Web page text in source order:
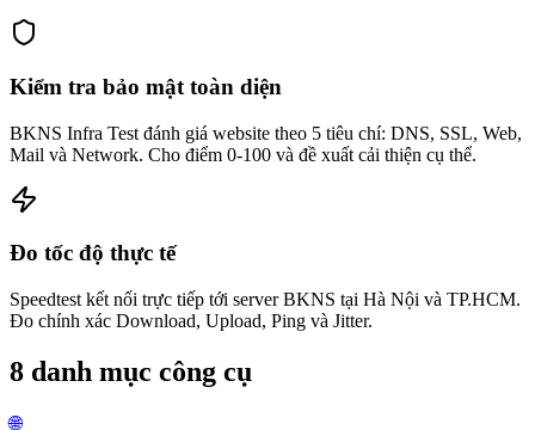
Kiểm tra bảo mật toàn diện
BKNS Infra Test đánh giá website theo 5 tiêu chí: DNS, SSL, Web,
Mail và Network. Cho điểm 0-100 và đề xuất cải thiện cụ thể.
Đo tốc độ thực tế
Speedtest kết nối trực tiếp tới server BKNS tại Hà Nội và TP.HCM.
Đo chính xác Download, Upload, Ping và Jitter.
8 danh mục công cụ
🌐